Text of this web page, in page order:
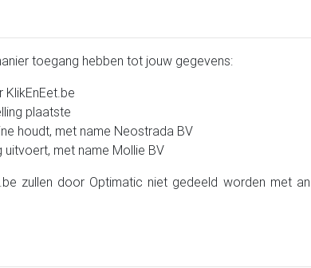
toegang hebben tot jouw gegevens:
plaatste
houdt, met name Neostrada BV
met name Mollie BV
zullen door Optimatic niet gedeeld worden met